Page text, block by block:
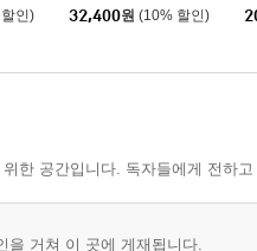
개방처우)
류
의 개관
와 중간처벌제도
인) 32,400원 (10% 할인)
한 공간입니다. 독자들에게 전하
을 거쳐 이 곳에 게재됩니다.